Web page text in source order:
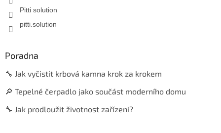
Pitti solution
pitti.solution
Poradna
🔧 Jak vyčistit krbová kamna krok za krokem
🔎 Tepelné čerpadlo jako součást moderního domu
🔧 Jak prodloužit životnost zařízení?